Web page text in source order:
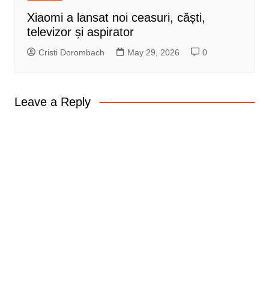
Xiaomi a lansat noi ceasuri, căști,
televizor și aspirator
Cristi Dorombach May 29, 2026 0
Leave a Reply